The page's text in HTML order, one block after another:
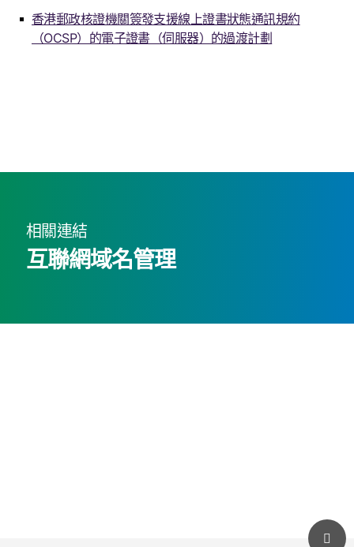
香港郵政核證機關簽發支援線上證書狀態通訊規約
（OCSP）的電子證書（伺服器）的過渡計劃
相關連結
互聯網域名管理